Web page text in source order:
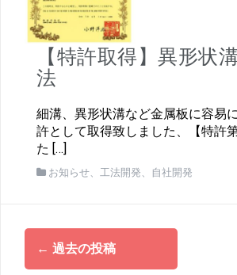
【特許取得】異形状
法
細溝、異形状溝など金属板に容易
許として取得致しました、【特許
た […]
お知らせ 工法開発 自社開発
投
稿← 過去の投稿